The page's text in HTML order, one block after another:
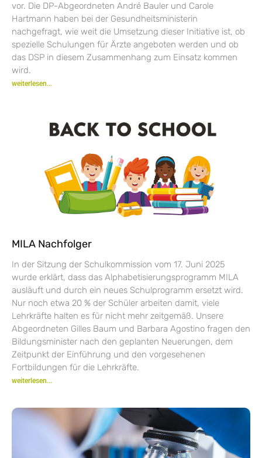
vor. Die DP-Abgeordneten André Bauler und Carole
Hartmann haben bei der Gesundheitsministerin
nachgefragt, wie weit die Umsetzung dieser Initiative ist, ob
spezielle Schulungen für Ärzte angeboten werden und ob
das DSP in diesem Zusammenhang zum Einsatz kommen
wird.
weiterlesen...
MILA Nachfolger
In der Sitzung der Schulkommission vom 17. Juni 2025
wurde erklärt, dass das Alphabetisierungsprogramm MILA
ausläuft und durch ein neues Schulprogramm ersetzt wird.
Nur noch etwa 20 % der Schüler arbeiten damit, viele
Lehrkräfte halten es für nicht mehr zeitgemäß. Unsere
Abgeordneten Gilles Baum und Barbara Agostino fragen den
Bildungsminister nach den geplanten Neuerungen, dem
Zeitpunkt der Einführung und den vorgesehenen
Fortbildungen für die Lehrkräfte.
weiterlesen...